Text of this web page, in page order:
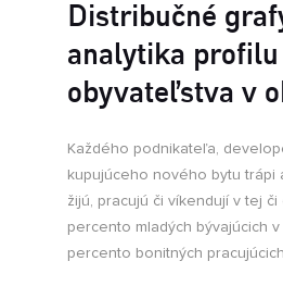
Distribučné
analytika profilu
obyvateľstva v
Každého podnikateľa,
kupujúceho nového bytu trápi
žijú, pracujú či víkendují v tej
percento mladých bývajúcich
percento bonitných